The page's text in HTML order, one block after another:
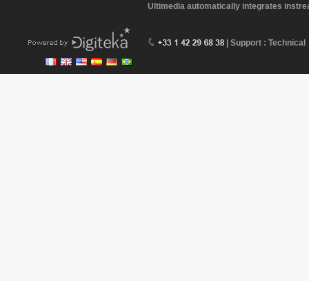
Ultimedia automatically integrates
| Support : Technical